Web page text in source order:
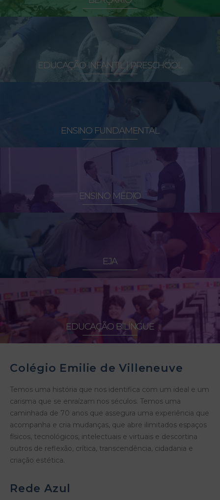
EDUCAÇÃO INFANTIL | PRESCHOOL
ENSINO FUNDAMENTAL
ENSINO MÉDIO
EJA
EDUCAÇÃO BILÍNGUE
Colégio Emilie de Villeneuve
Temos uma história que nos identifica com um ideal e um
carisma que se enraízam nos séculos. Temos uma
caminhada de 70 anos que assegura uma experiência que
acompanha e cria mudanças, que abre ilimitados espaços
físicos, tecnológicos, intelectuais e virtuais e descortina
outros de reflexão, crítica, transcendência, cidadania e
criação estética.
Rede Azul